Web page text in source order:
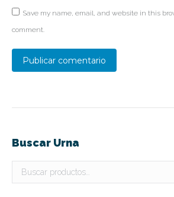
Save my name, email, and website in this
comment.
Publicar comentario
Buscar Urna